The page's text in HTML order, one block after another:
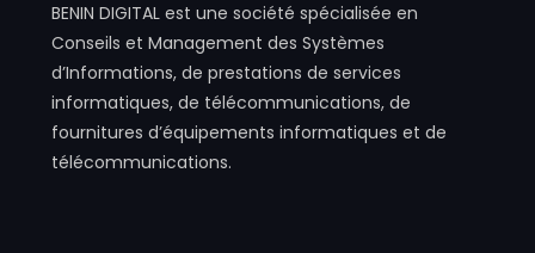
BENIN DIGITAL est une société spécialisée en
Conseils et Management des Systèmes
d’Informations, de prestations de services
informatiques, de télécommunications, de
fournitures d’équipements informatiques et de
télécommunications.